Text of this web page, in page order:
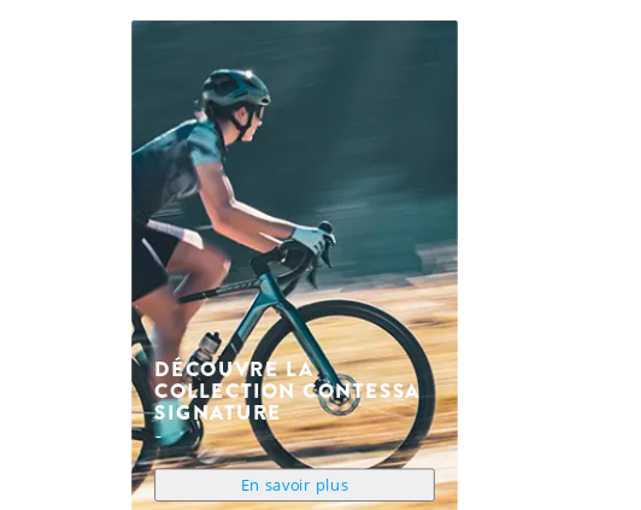
DÉCOUVRE LA
COLLECTION CONTESSA
SIGNATURE
En savoir plus